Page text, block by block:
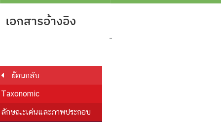
เอกสารอ้างอิง
-
ย้อนกลับ
Taxonomic
ลักษณะเด่นและภาพประกอบ